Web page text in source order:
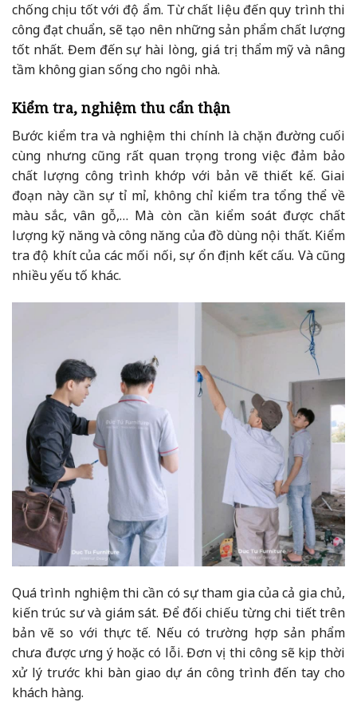
chống chịu tốt với độ ẩm. Từ chất liệu đến quy trình thi
công đạt chuẩn, sẽ tạo nên những sản phẩm chất lượng
tốt nhất. Đem đến sự hài lòng, giá trị thẩm mỹ và nâng
tầm không gian sống cho ngôi nhà.
Kiểm tra, nghiệm thu cẩn thận
Bước kiểm tra và nghiệm thi chính là chặn đường cuối
cùng nhưng cũng rất quan trọng trong việc đảm bảo
chất lượng công trình khớp với bản vẽ thiết kế. Giai
đoạn này cần sự tỉ mỉ, không chỉ kiểm tra tổng thể về
màu sắc, vân gỗ,… Mà còn cần kiểm soát được chất
lượng kỹ năng và công năng của đồ dùng nội thất. Kiểm
tra độ khít của các mối nối, sự ổn định kết cấu. Và cũng
nhiều yếu tố khác.
Quá trình nghiệm thi cần có sự tham gia của cả gia chủ,
kiến trúc sư và giám sát. Để đối chiếu từng chi tiết trên
bản vẽ so với thực tế. Nếu có trường hợp sản phẩm
chưa được ưng ý hoặc có lỗi. Đơn vị thi công sẽ kịp thời
xử lý trước khi bàn giao dự án công trình đến tay cho
khách hàng.